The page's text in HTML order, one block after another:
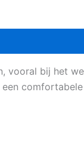
vooral bij het